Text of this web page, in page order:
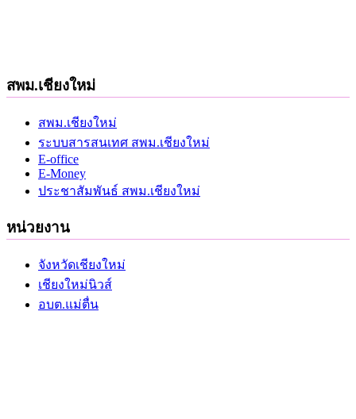
สพม.เชียงใหม่
สพม.เชียงใหม่
ระบบสารสนเทศ สพม.เชียงใหม่
E-office
E-Money
ประชาสัมพันธ์ สพม.เชียงใหม่
หน่วยงาน
จังหวัดเชียงใหม่
เชียงใหม่นิวส์
อบต.แม่ตื่น